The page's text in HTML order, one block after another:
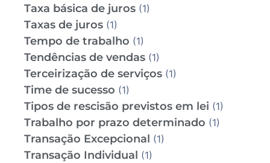
Taxa básica de juros (1)
Taxas de juros (1)
Tempo de trabalho (1)
Tendências de vendas (1)
Terceirização de serviços (1)
Time de sucesso (1)
Tipos de rescisão previstos em lei (1)
Trabalho por prazo determinado (1)
Transação Excepcional (1)
Transação Individual (1)